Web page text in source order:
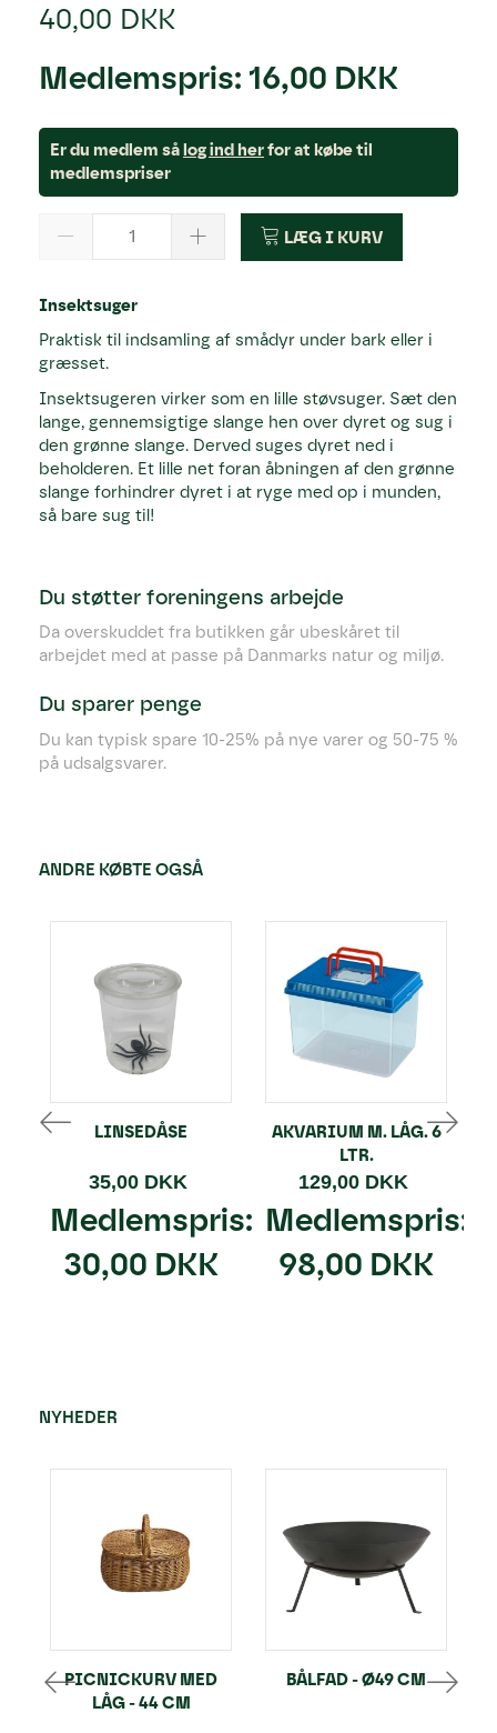
40,00 DKK
Medlemspris: 16,00 DKK
Er du medlem sålog ind herfor at købe til
medlemspriser
LÆG I KURV
Insektsuger
Praktisk til indsamling af smådyr under bark eller i
græsset.
Insektsugeren virker som en lille støvsuger. Sæt den
lange, gennemsigtige slange hen over dyret og sug i
den grønne slange. Derved suges dyret ned i
beholderen. Et lille net foran åbningen af den grønne
slange forhindrer dyret i at ryge med op i munden,
så bare sug til!
Du støtter foreningens arbejde
Da overskuddet fra butikken går ubeskåret til
arbejdet med at passe på Danmarks natur og miljø.
Du sparer penge
Du kan typisk spare 10-25% på nye varer og 50-75 %
på udsalgsvarer.
ANDRE KØBTE OGSÅ
LINSEDÅSE
35,00 DKK
Medlemspris:
30,00 DKK
AKVARIUM M. LÅG. 6
LTR.
129,00 DKK
Medlemspris:
98,00 DKK
NYHEDER
PICNICKURV MED
LÅG - 44 CM
BÅLFAD - Ø49 CM